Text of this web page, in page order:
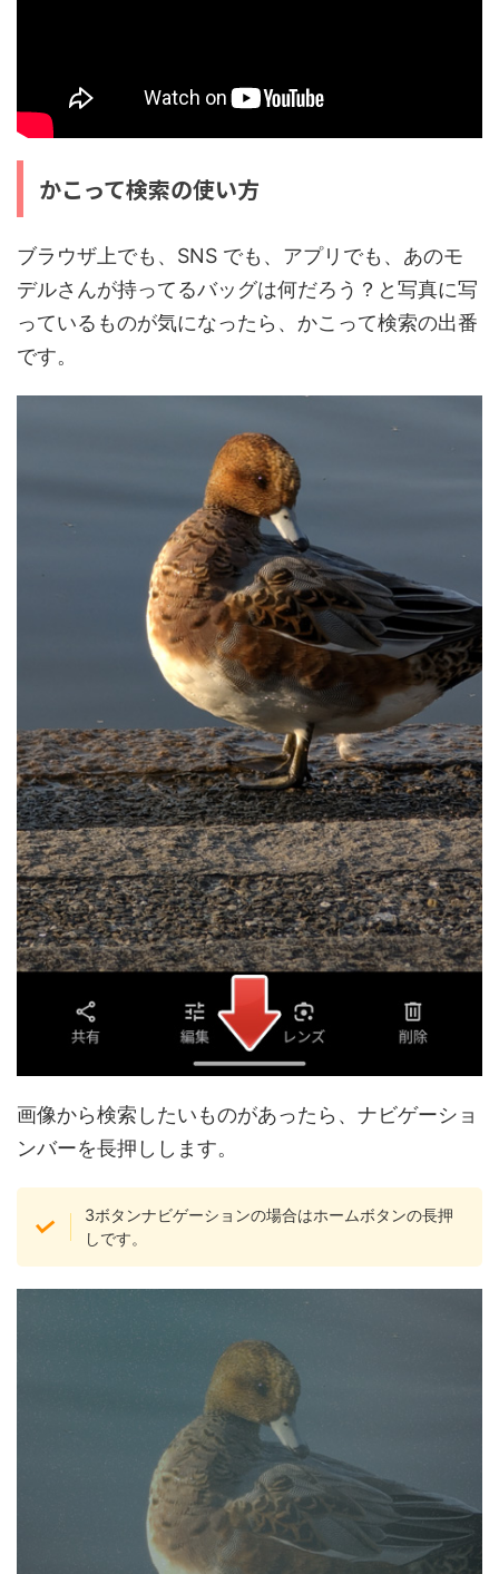
かこって検索の使い方
ブラウザ上でも、SNS でも、アプリでも、あのモ
デルさんが持ってるバッグは何だろう？と写真に写
っているものが気になったら、かこって検索の出番
です。
画像から検索したいものがあったら、ナビゲーショ
ンバーを長押しします。
3ボタンナビゲーションの場合はホームボタンの長押
しです。